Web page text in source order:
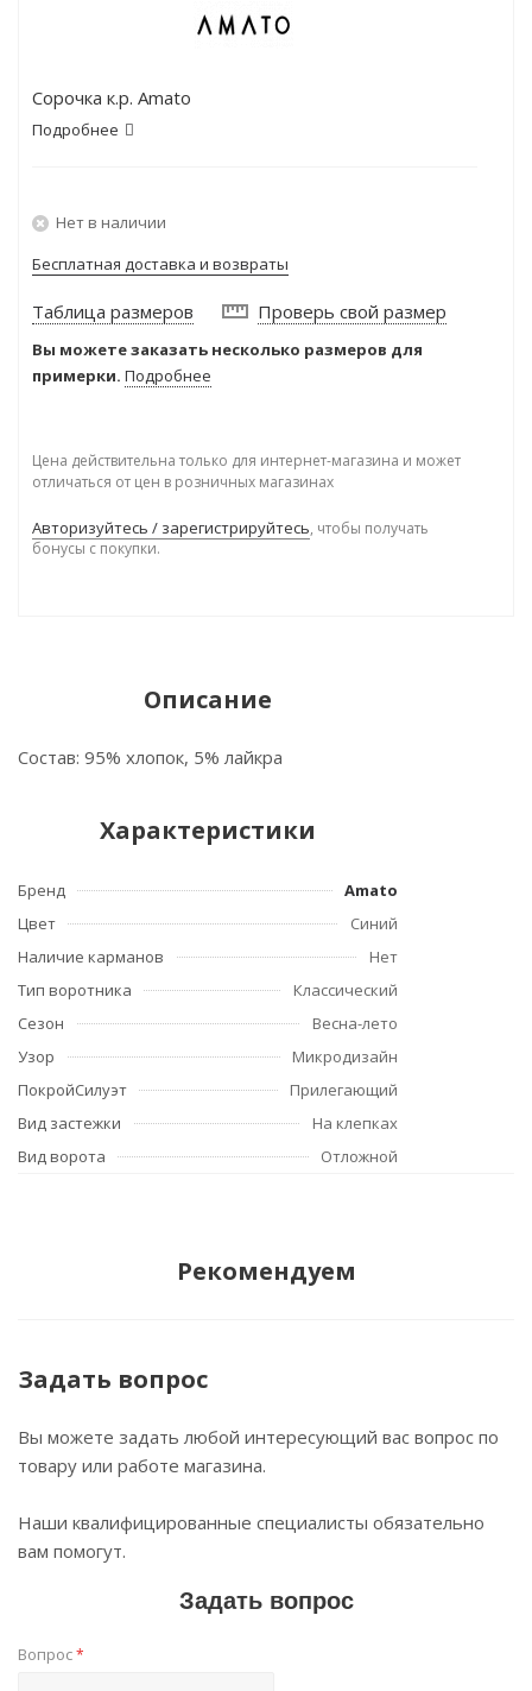
Сорочка к.р. Amato
Подробнее
Нет в наличии
Бесплатная доставка и возвраты
Таблица размеров Проверь свой размер
Вы можете заказать несколько размеров для
примерки. Подробнее
Цена действительна только для интернет-магазина и может
отличаться от цен в розничных магазинах
Авторизуйтесь / зарегистрируйтесь, чтобы получать
бонусы с покупки.
Описание
Состав: 95% хлопок, 5% лайкра
Характеристики
Бренд
Amato
Цвет
Синий
Наличие карманов
Нет
Тип воротника
Классический
Сезон
Весна-лето
Узор
Микродизайн
ПокройСилуэт
Прилегающий
Вид застежки
На клепках
Вид ворота
Отложной
Рекомендуем
Задать вопрос
Вы можете задать любой интересующий вас вопрос по
товару или работе магазина.
Наши квалифицированные специалисты обязательно
вам помогут.
Задать вопрос
Вопрос*